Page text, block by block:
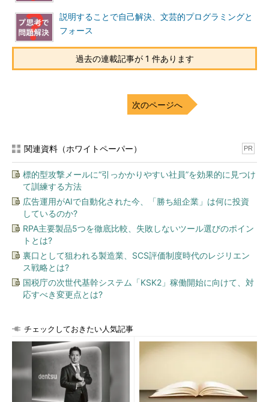
説明することで自己解決、文芸的プログラミングと
フォース
過去の連載記事が 1 件あります
次のページへ
関連資料（ホワイトペーパー） PR
標的型攻撃メールに“引っかかりやすい社員”を効果的に見つけ
て訓練する方法
広告運用がAIで自動化された今、「勝ち組企業」は何に投資
しているのか?
RPA主要製品5つを徹底比較、失敗しないツール選びのポイン
トとは?
裏口として狙われる製造業、SCS評価制度時代のレジリエン
ス戦略とは?
国税庁の次世代基幹システム「KSK2」稼働開始に向けて、対
応すべき変更点とは?
チェックしておきたい人気記事